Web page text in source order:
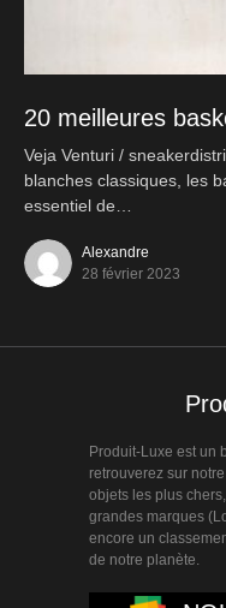
20 meilleures
Veja Venturi /
blanches classiques, les
essentiel de…
Alexandre
28 février 2023
Produit-Luxe est un
retrouverez sur
objets les plus
grandes marques
encore un
de notre planète.